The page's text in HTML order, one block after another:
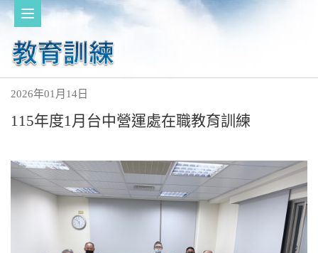
2026年01月14日
115年度1月台中營運處在職教育訓練